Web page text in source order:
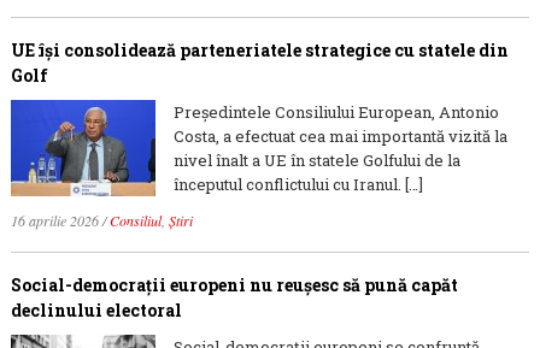
UE își consolidează parteneriatele strategice cu statele din
Golf
Președintele Consiliului European, Antonio
Costa, a efectuat cea mai importantă vizită la
nivel înalt a UE în statele Golfului de la
începutul conflictului cu Iranul. […]
16 aprilie 2026/Consiliul, Știri
Social-democrații europeni nu reușesc să pună capăt
declinului electoral